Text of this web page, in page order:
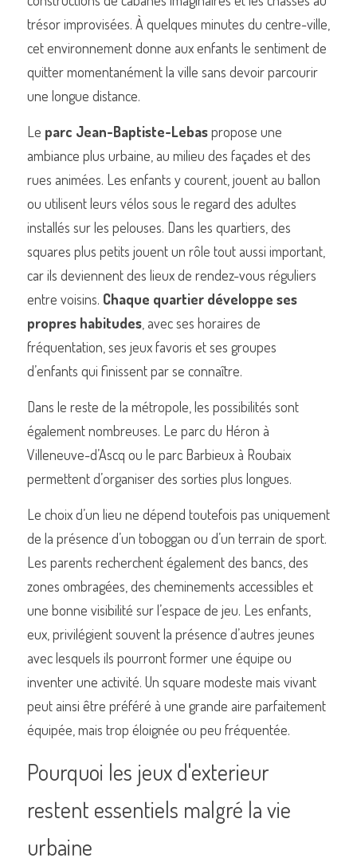
trésor improvisées. À quelques minutes du centre-ville,
cet environnement donne aux enfants le sentiment de
quitter momentanément la ville sans devoir parcourir
une longue distance.
Le parc Jean-Baptiste-Lebas propose une
ambiance plus urbaine, au milieu des façades et des
rues animées. Les enfants y courent, jouent au ballon
ou utilisent leurs vélos sous le regard des adultes
installés sur les pelouses. Dans les quartiers, des
squares plus petits jouent un rôle tout aussi important,
car ils deviennent des lieux de rendez-vous réguliers
entre voisins. Chaque quartier développe ses
propres habitudes , avec ses horaires de
fréquentation, ses jeux favoris et ses groupes
d’enfants qui finissent par se connaître.
Dans le reste de la métropole, les possibilités sont
également nombreuses. Le parc du Héron à
Villeneuve-d’Ascq ou le parc Barbieux à Roubaix
permettent d’organiser des sorties plus longues.
Le choix d’un lieu ne dépend toutefois pas uniquement
de la présence d’un toboggan ou d’un terrain de sport.
Les parents recherchent également des bancs, des
zones ombragées, des cheminements accessibles et
une bonne visibilité sur l’espace de jeu. Les enfants,
eux, privilégient souvent la présence d’autres jeunes
avec lesquels ils pourront former une équipe ou
inventer une activité. Un square modeste mais vivant
peut ainsi être préféré à une grande aire parfaitement
équipée, mais trop éloignée ou peu fréquentée.
Pourquoi les jeux d'exterieur
restent essentiels malgré la vie
urbaine